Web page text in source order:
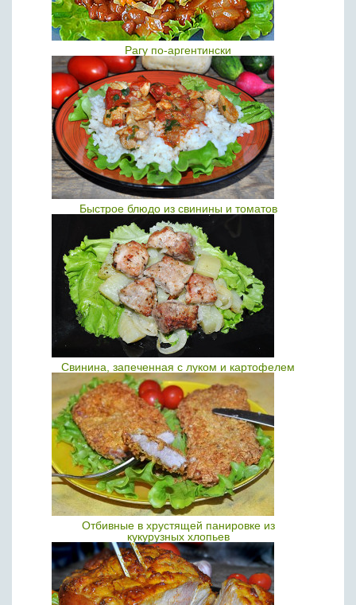
Рагу по-аргентински
Быстрое блюдо из свинины и томатов
Свинина, запеченная с луком и картофелем
Отбивные в хрустящей панировке из
кукурузных хлопьев